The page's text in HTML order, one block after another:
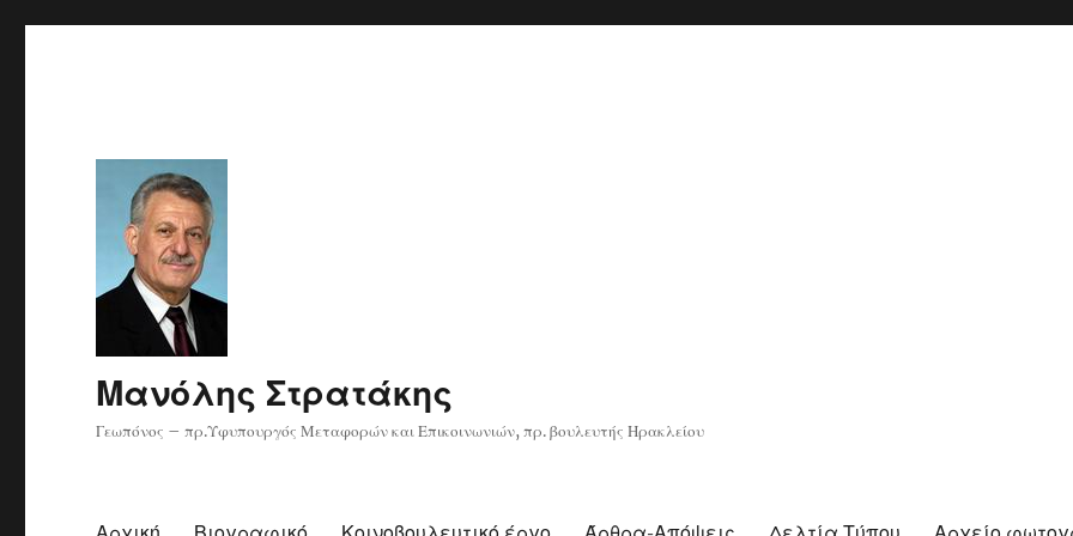
Μανόλης Στρατάκης
Γεωπόνος – πρ.Υφυπουργός Μεταφορών και Επικοινωνιών, πρ. βουλευτής Ηρακλείου